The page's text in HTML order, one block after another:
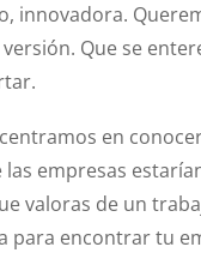
innovadora.
Que se
en
empresas
valoras de un
para encontrar tu